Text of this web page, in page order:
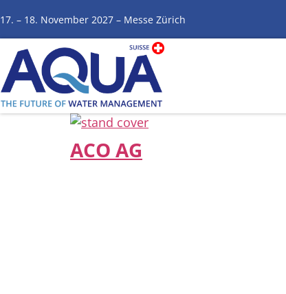
17. – 18. November 2027 – Messe Zürich
ACO AG